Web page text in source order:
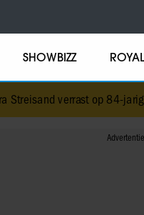
SHOWBIZZ
op 84-jarige leeftijd met